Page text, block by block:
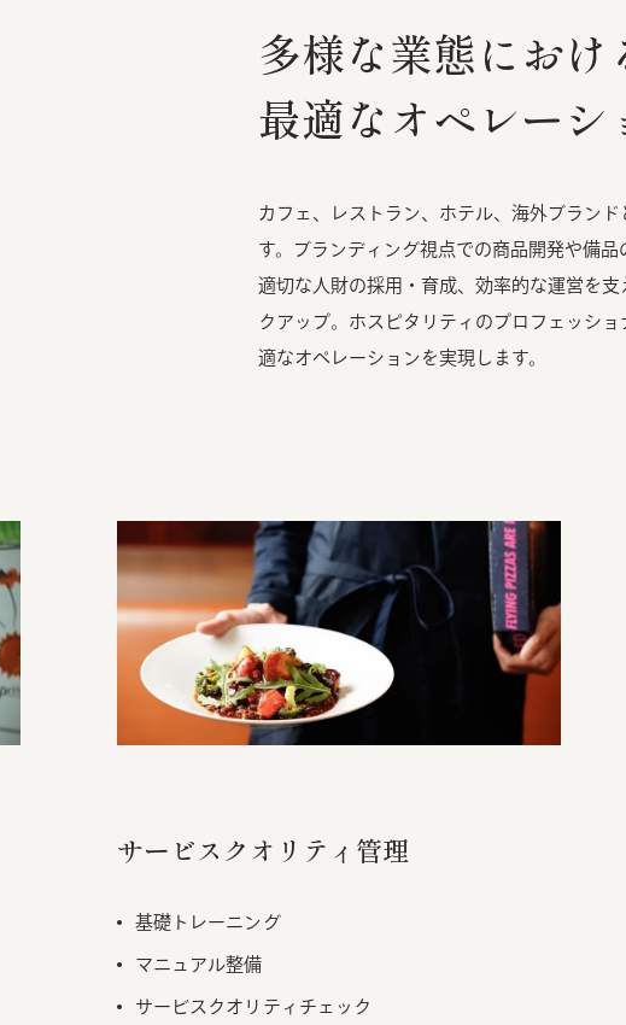
多様な業態におけ
最適なオペレーシ
カフェ、レストラン、ホテル、海外ブラン
す。ブランディング視点での商品開発や備
適切な人財の採用・育成、効率的な運営を
クアップ。ホスピタリティのプロフェッシ
適なオペレーションを実現します。
サービスクオリティ管理
基礎トレーニング
マニュアル整備
サービスクオリティチェック